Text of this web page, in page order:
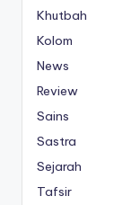
Khutbah
Kolom
News
Review
Sains
Sastra
Sejarah
Tafsir